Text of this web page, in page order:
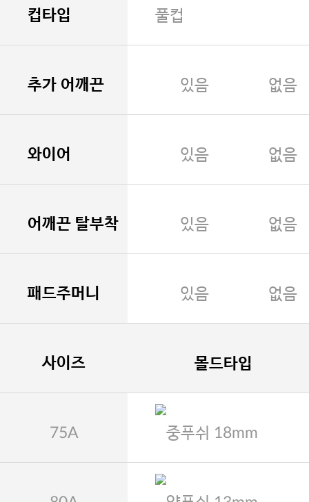
컵타입 풀컵
추가 어깨끈 있음 없음
와이어 있음 없음
어깨끈 탈부착 있음 없음
패드주머니 있음 없음
사이즈 몰드타입
75A 중푸쉬 18mm